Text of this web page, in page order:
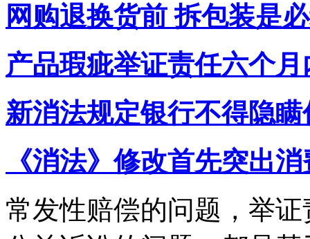
网购退换货前 拆包装是
产品瑕疵举证责任六个
新消法规定银行不得隐
《消法》修改首先突出
常发性赔偿的问题，举